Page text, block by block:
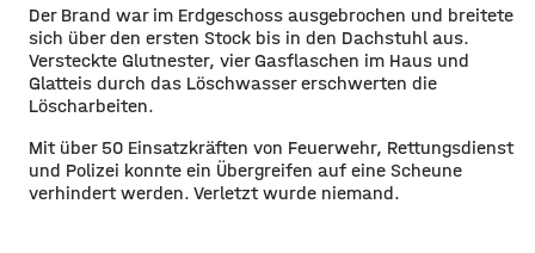
Der Brand war im Erdgeschoss ausgebrochen und breitete
sich über den ersten Stock bis in den Dachstuhl aus.
Versteckte Glutnester, vier Gasflaschen im Haus und
Glatteis durch das Löschwasser erschwerten die
Löscharbeiten.
Mit über 50 Einsatzkräften von Feuerwehr, Rettungsdienst
und Polizei konnte ein Übergreifen auf eine Scheune
verhindert werden. Verletzt wurde niemand.